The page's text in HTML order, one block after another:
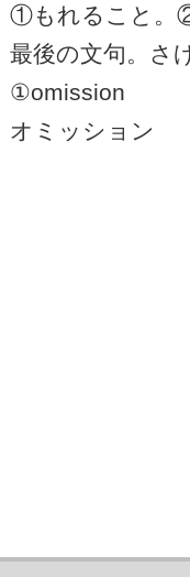
①もれること。
最後の文句。さ
①omission
オミッション